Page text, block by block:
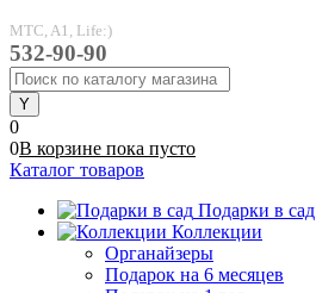
MTC, A1, Life:)
532-90-90
0
0В корзине пока пусто
Каталог товаров
Подарки в сад
Коллекции
Органайзеры
Подарок на 6 месяцев